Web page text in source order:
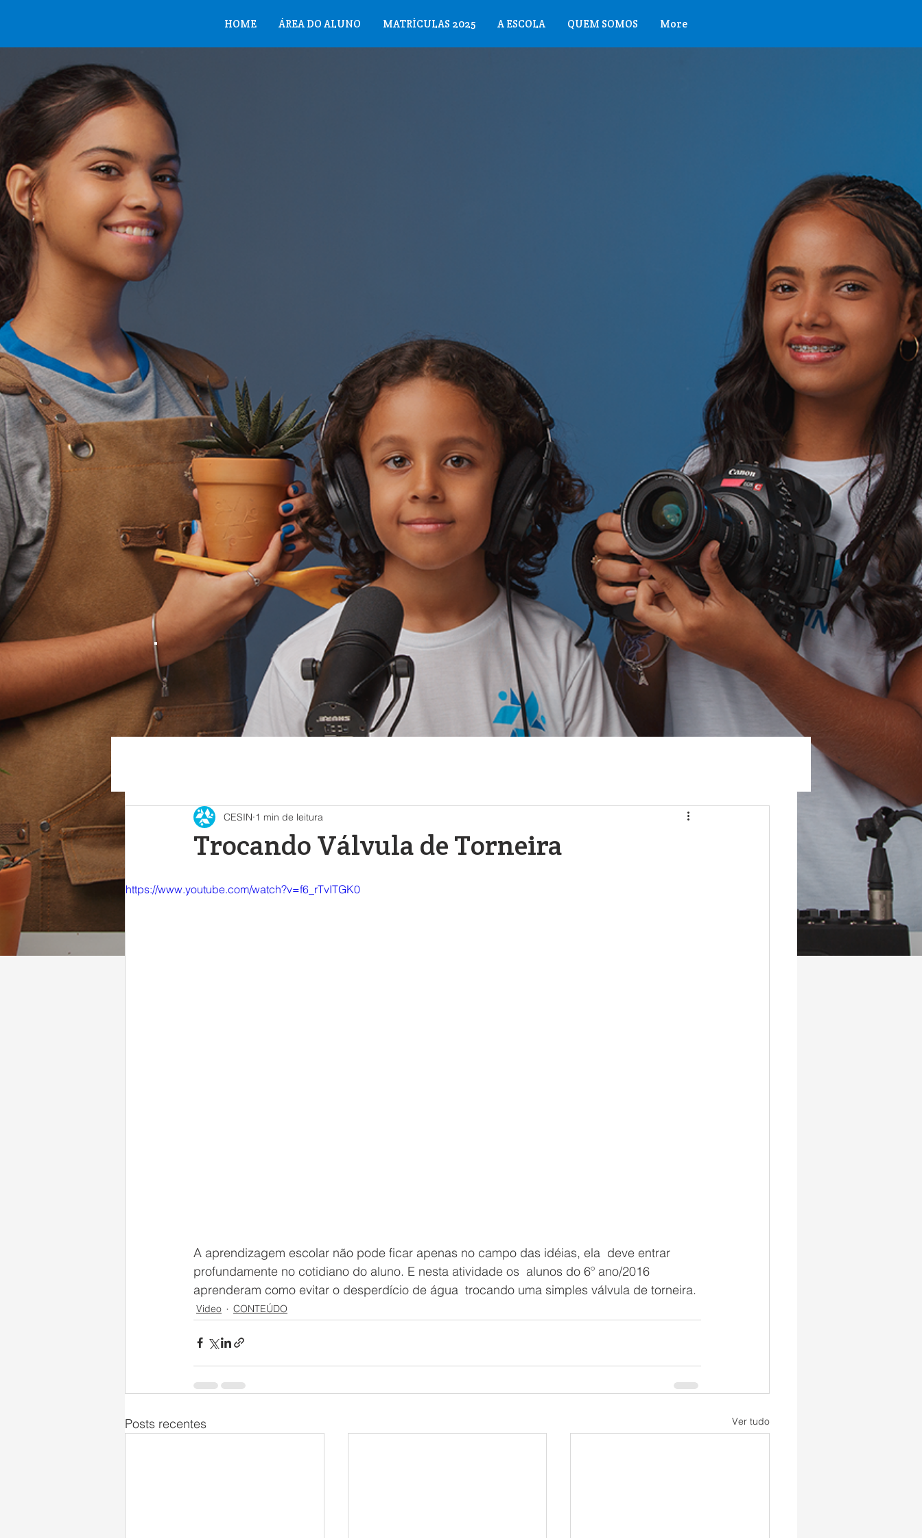
HOME ÁREA DO ALUNO MATRÍCULAS 2025 A ESCOLA QUEM SOMOS More
Trocando Válvula de Torneira
CESIN 1 min de leitura
https://www.youtube.com/watch?v=f6_rTvITGK0
A aprendizagem escolar não pode ficar apenas no campo das idéias, ela  deve entrar
profundamente no cotidiano do aluno. E nesta atividade os  alunos do 6º ano/2016
aprenderam como evitar o desperdício de água  trocando uma simples válvula de torneira.
Video CONTEÚDO
Posts recentes Ver tudo